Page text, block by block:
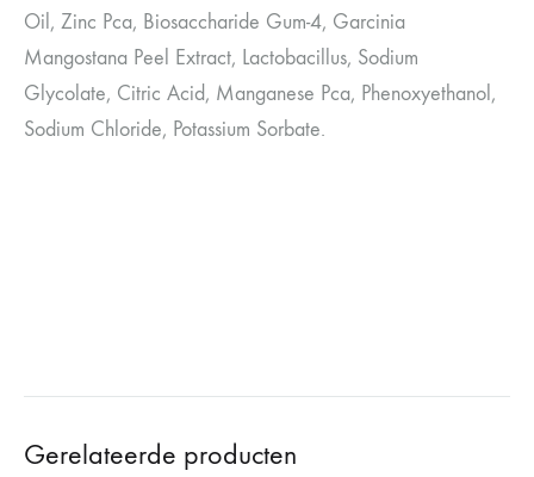
Oil, Zinc Pca, Biosaccharide Gum-4, Garcinia
Mangostana Peel Extract, Lactobacillus, Sodium
Glycolate, Citric Acid, Manganese Pca, Phenoxyethanol,
Sodium Chloride, Potassium Sorbate.
Gerelateerde producten